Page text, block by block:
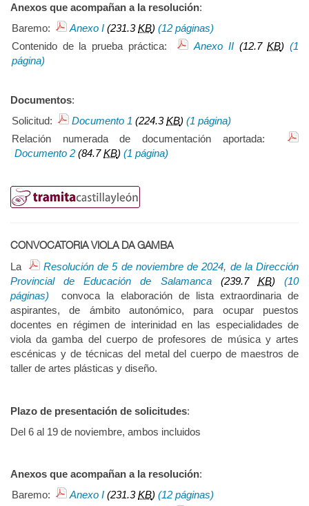
Anexos que acompañan a la resolución:
Baremo:
Anexo I (231.3KB) (12 páginas)
Contenido de la prueba práctica:
Anexo II(12.7KB) (1
página)
Documentos:
Solicitud:
Documento 1 (224.3KB) (1 página)
Relación numerada de documentación aportada:
Documento 2 (84.7KB) (1 página)
CONVOCATORIA VIOLA DA GAMBA
La
Resolución de 5 de noviembre de 2024, de la Dirección
Provincial de Educación de Salamanca(239.7 KB) (10
páginas)
convoca la elaboración de lista extraordinaria de
aspirantes, de ámbito autonómico, para ocupar puestos
docentes en régimen de interinidad en las especialidades de
viola da gamba del cuerpo de profesores de música y artes
escénicas y de técnicas del metal del cuerpo de maestros de
taller de artes plásticas y diseño.
Plazo de presentación de solicitudes:
Del 6 al 19 de noviembre, ambos incluidos
Anexos que acompañan a la resolución:
Baremo:
Anexo I (231.3KB) (12 páginas)